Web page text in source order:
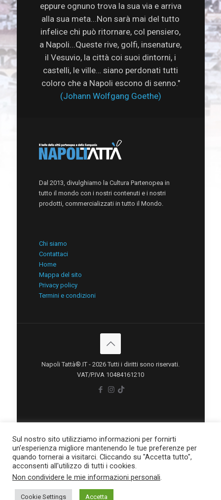
eppure ognuno trova la sua via e arriva
alla sua meta...Non sarà mai del tutto
infelice chi può ritornare, col pensiero,
a Napoli...Queste rive, golfi, insenature,
il Vesuvio, la città coi suoi dintorni, i
castelli, le ville… siano perdonati tutti
coloro che a Napoli escono di senno."
(Johann Wolfgang Goethe)
Dal 2013, divulghiamo la Cultura Partenopea in
tutto il mondo con i nostri contenuti e i nostri
prodotti, commercializzati in tutto il Mondo.
Chi siamo
Contattaci
Home
Mappa del sito
Privacy policy
Termini e condizioni
Napoli Tattà®.IT - 2026 Tutti i diritti sono riservati.
VAT/P.IVA 10484161210
Sul nostro sito utilizziamo informazioni per fornirti
un'esperienza migliore mantenendo le tue preferenze per
quando tornerai a visitarci. Cliccando su "Accetta tutto",
acconsenti all'utilizzo di tutti i cookies.
Non condividere le mie informazioni personali.
Cookie Settings Accetta
situs scam